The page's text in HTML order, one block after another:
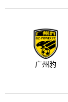
广州豹